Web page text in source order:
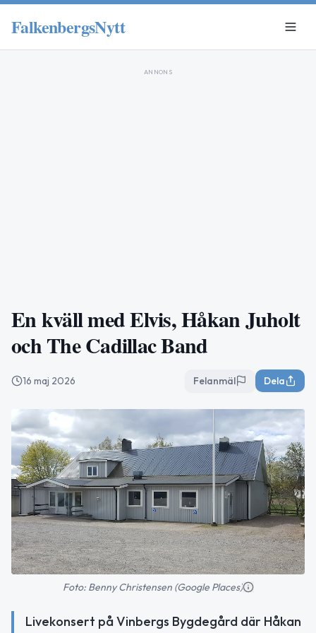
FalkenbergsNytt
ANNONS
En kväll med Elvis, Håkan Juholt
och The Cadillac Band
16 maj 2026 Felanmäl Dela
Foto: Benny Christensen (Google Places)
Livekonsert på Vinbergs Bygdegård där Håkan